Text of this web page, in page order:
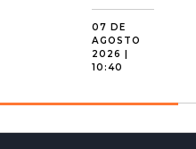
07 DE
AGOSTO
2026 |
10:40